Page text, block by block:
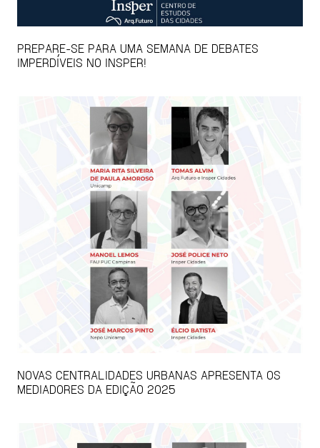
PREPARE-SE PARA UMA SEMANA DE DEBATES
IMPERDÍVEIS NO INSPER!
NOVAS CENTRALIDADES URBANAS APRESENTA OS
MEDIADORES DA EDIÇÃO 2025